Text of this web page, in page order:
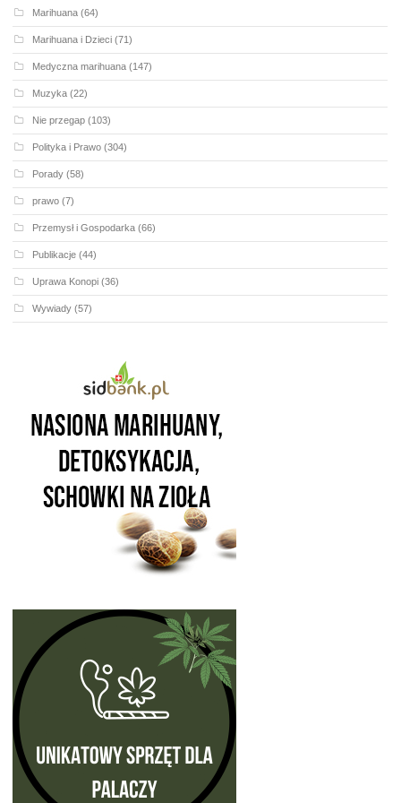
Marihuana (64)
Marihuana i Dzieci (71)
Medyczna marihuana (147)
Muzyka (22)
Nie przegap (103)
Polityka i Prawo (304)
Porady (58)
prawo (7)
Przemysł i Gospodarka (66)
Publikacje (44)
Uprawa Konopi (36)
Wywiady (57)